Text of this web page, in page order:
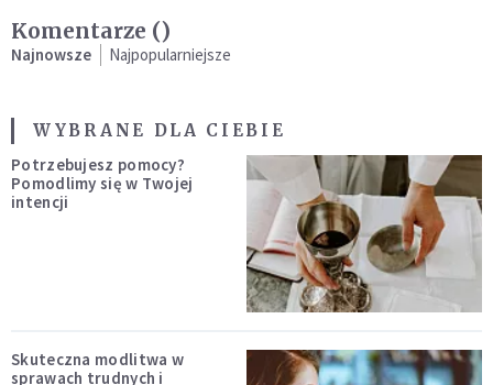
Komentarze ()
Najnowsze Najpopularniejsze
WYBRANE DLA CIEBIE
Potrzebujesz pomocy?
Pomodlimy się w Twojej
intencji
Skuteczna modlitwa w
sprawach trudnych i